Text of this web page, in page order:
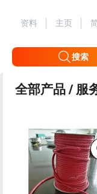
资料 主页
搜索
全部产品 / 服